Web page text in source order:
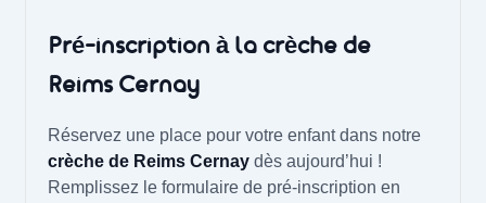
Pré-inscription à la crèche de
Reims Cernay
Réservez une place pour votre enfant dans notre
crèche de Reims Cernay dès aujourd’hui !
Remplissez le formulaire de pré-inscription en